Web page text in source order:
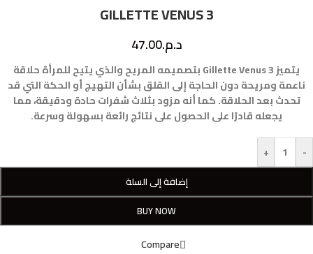
GILLETTE VENUS 3
د.م.47.00
يتميز Gillette Venus 3 بتصميمه المريح والذي يتيح للمرأة حلاقة
ناعمة ومريحة دون الحاجة إلى القلق بشأن التهيج أو الحكة التي قد
تحدث بعد الحلاقة. كما أنه مزود بثلاث شفرات حادة ودقيقة، مما
يجعله قادرًا على الحصول على نتائج رائعة بسهولة وسرعة.
-
+
إضافة إلى السلة
BUY NOW
Compare